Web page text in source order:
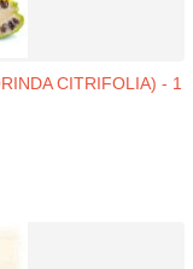
CITRIFOLIA) - 1